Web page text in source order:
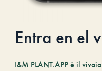
Entra en el
I&M PLANT.APP è il